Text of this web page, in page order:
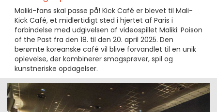
Maliki-fans skal passe på! Kick Café er blevet til Mali-
Kick Café, et midlertidigt sted i hjertet af Paris i
forbindelse med udgivelsen af videospillet Maliki: Poison
of the Past fra den 18. til den 20. april 2025. Den
berømte koreanske café vil blive forvandlet til en unik
oplevelse, der kombinerer smagsprøver, spil og
kunstneriske opdagelser.